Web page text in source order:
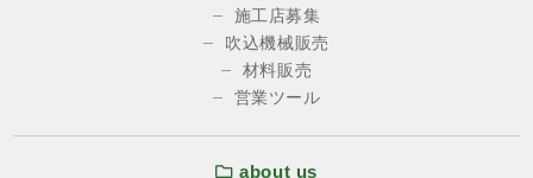
施工店募集
吹込機械販売
材料販売
営業ツール
about us